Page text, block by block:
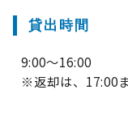
貸出時間
9:00～16:00
※返却は、17:00